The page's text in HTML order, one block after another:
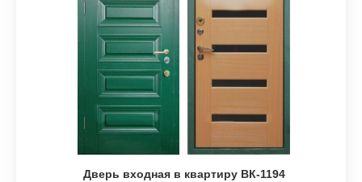
Дверь входная в квартиру ВК-1194